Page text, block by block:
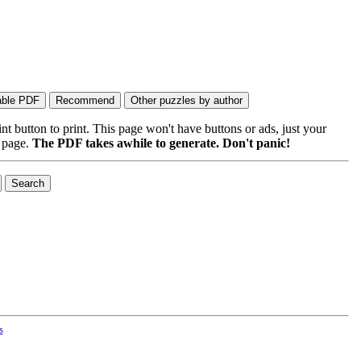
button to print. This page won't have buttons or ads, just your
The PDF takes awhile to generate. Don't panic!